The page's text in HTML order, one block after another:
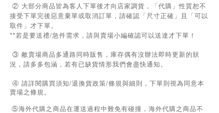
② 大部分商品皆為客人下單後才向店家調貨，「代購」性質恕不
接受下單完後惡意棄單或取消訂單，請確認「尺寸正確」且「可以
取件」才下單。
**若是要送禮/急件需求，請與賣場小編確認可以送達才下單！
③ 敝賣場商品多通路同時販售，庫存偶有沒辦法即時更新的狀
況，請多多包涵，若有已缺貨情形我們會盡快通知。
④ 請詳閱購買須知/退換貨政策/條規與細則，下單則視為同意本
賣場之條規。
⑤海外代購之商品在運送過程中難免有碰撞，海外代購之商品不